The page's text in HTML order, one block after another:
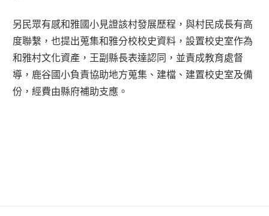
另民眾有感和雅國小見證該村發展歷程，與村民成長有高
度聯繫，也提出蒐集和雅分校校史資料，設置校史室作為
和雅村文化資產，王副縣長表達認同，並責成教育處督
導，鹿谷國小負責協助地方蒐集、建檔、建置校史室及備
份，經費由縣府補助支應。